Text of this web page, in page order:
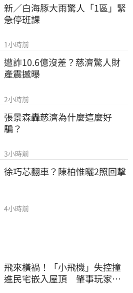
新／白海豚大雨驚人「1區」緊
急停班課
1小時前
遭詐10.6億沒差？慈濟驚人財
產震撼曝
2小時前
張景森轟慈濟為什麼這麼好
騙？
3小時前
徐巧芯翻車？陳柏惟曬2照回擊
4小時前
飛來橫禍！「小飛機」失控撞
進民宅嵌入屋頂 肇事玩家疑